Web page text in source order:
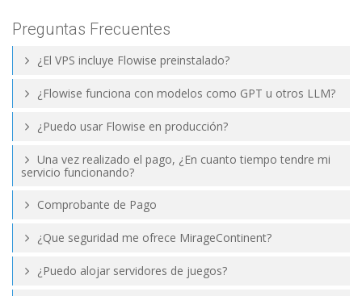
Preguntas Frecuentes
¿El VPS incluye Flowise preinstalado?
¿Flowise funciona con modelos como GPT u otros LLM?
¿Puedo usar Flowise en producción?
Una vez realizado el pago, ¿En cuanto tiempo tendre mi
servicio funcionando?
Comprobante de Pago
¿Que seguridad me ofrece MirageContinent?
¿Puedo alojar servidores de juegos?